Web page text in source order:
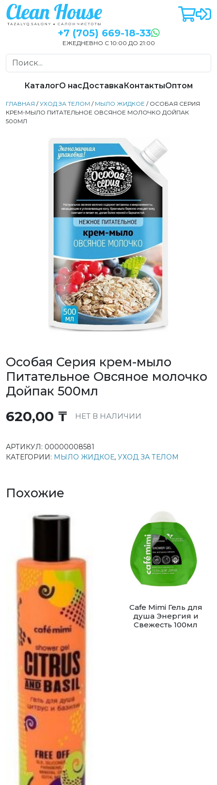
+7 (705) 669-18-33
ЕЖЕДНЕВНО С 10:00 ДО 21:00
КаталогО насДоставкаКонтактыОптом
ГЛАВНАЯ /УХОД ЗА ТЕЛОМ / МЫЛО ЖИДКОЕ / ОСОБАЯ СЕРИЯ
КРЕМ-МЫЛО ПИТАТЕЛЬНОЕ ОВСЯНОЕ МОЛОЧКО ДОЙПАК
500МЛ
Особая Серия крем-мыло
Питательное Овсяное молочко
Дойпак 500мл
620,00 ₸ НЕТ В НАЛИЧИИ
АРТИКУЛ: 00000008581
КАТЕГОРИИ: МЫЛО ЖИДКОЕ, УХОД ЗА ТЕЛОМ
Похожие
Cafe Mimi Гель для
душа Энергия и
Свежесть 100мл